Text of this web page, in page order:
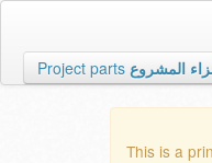
Project parts المشروع
This is a